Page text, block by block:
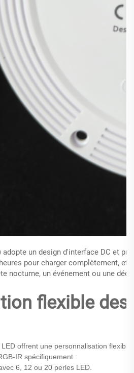
adopte un design d'interface DC et
pour charger complètement, et
nocturne, un événement ou une
flexible
offrent une personnalisation
IR spécifiquement :
6, 12 ou 20 perles LED.